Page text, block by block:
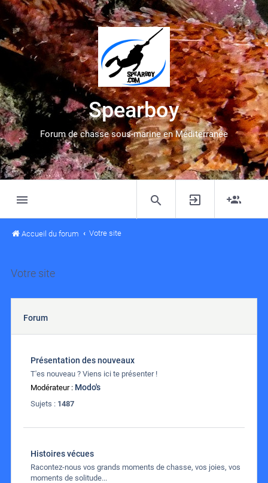
Spearboy
Forum de chasse sous-marine en Méditerranée
Accueil du forum Votre site
Votre site
Forum
Présentation des nouveaux
T'es nouveau ? Viens ici te présenter !
Modérateur : Modo's
Sujets : 1487
Histoires vécues
Racontez-nous vos grands moments de chasse, vos joies, vos
moments de solitude...